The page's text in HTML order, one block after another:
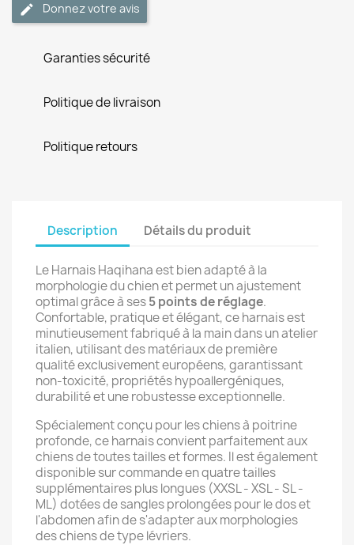
Donnez votre avis
Garanties sécurité
Politique de livraison
Politique retours
Description Détails du produit
Le Harnais Haqihana est bien adapté à la
morphologie du chien et permet un ajustement
optimal grâce à ses5 points de réglage.
Confortable, pratique et élégant, ce harnais est
minutieusement fabriqué à la main dans un atelier
italien, utilisant des matériaux de première
qualité exclusivement européens, garantissant
non-toxicité, propriétés hypoallergéniques,
durabilité et une robustesse exceptionnelle.
Spécialement conçu pour les chiens à poitrine
profonde, ce harnais convient parfaitement aux
chiens de toutes tailles et formes. Il est également
disponible sur commande en quatre tailles
supplémentaires plus longues (XXSL - XSL - SL -
ML) dotées de sangles prolongées pour le dos et
l'abdomen afin de s'adapter aux morphologies
des chiens de type lévriers.